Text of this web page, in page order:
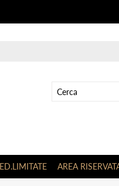
ED.LIMITATE AREA